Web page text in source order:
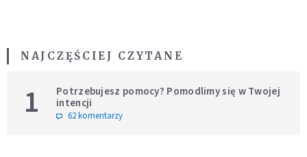
NAJCZĘŚCIEJ CZYTANE
1
Potrzebujesz pomocy? Pomodlimy się w Twojej
intencji
62 komentarzy